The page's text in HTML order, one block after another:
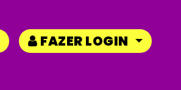
FAZER LOGIN